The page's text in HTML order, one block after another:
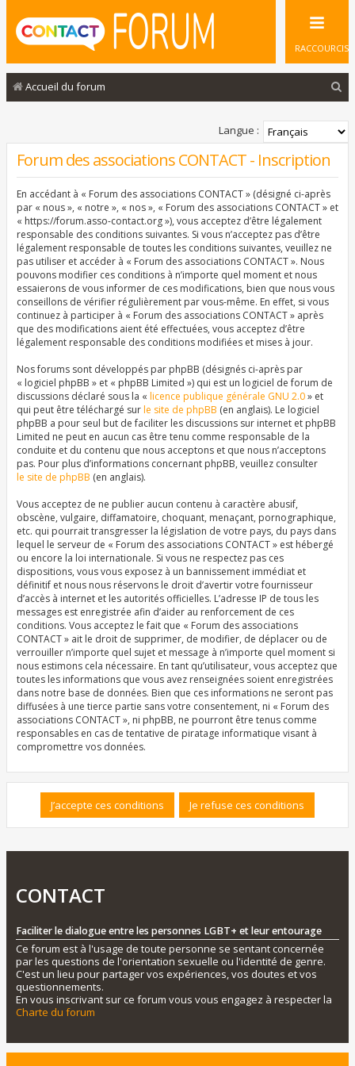
RACCOURCIS
Accueil du forum
c
Langue :
Forum des associations CONTACT - Inscription
En accédant à « Forum des associations CONTACT » (désigné ci-après
par « nous », « notre », « nos », « Forum des associations CONTACT » et
« https://forum.asso-contact.org »), vous acceptez d’être légalement
responsable des conditions suivantes. Si vous n’acceptez pas d’être
légalement responsable de toutes les conditions suivantes, veuillez ne
pas utiliser et accéder à « Forum des associations CONTACT ». Nous
pouvons modifier ces conditions à n’importe quel moment et nous
essaierons de vous informer de ces modifications, bien que nous vous
conseillons de vérifier régulièrement par vous-même. En effet, si vous
continuez à participer à « Forum des associations CONTACT » après
que des modifications aient été effectuées, vous acceptez d’être
légalement responsable des conditions modifiées et mises à jour.
Nos forums sont développés par phpBB (désignés ci-après par
« logiciel phpBB » et « phpBB Limited ») qui est un logiciel de forum de
discussions déclaré sous la « licence publique générale GNU 2.0» et
qui peut être téléchargé surle site de phpBB (en anglais). Le logiciel
phpBB a pour seul but de faciliter les discussions sur internet et phpBB
Limited ne peut en aucun cas être tenu comme responsable de la
conduite et du contenu que nous acceptons et que nous n’acceptons
pas. Pour plus d’informations concernant phpBB, veuillez consulter
le site de phpBB (en anglais).
Vous acceptez de ne publier aucun contenu à caractère abusif,
obscène, vulgaire, diffamatoire, choquant, menaçant, pornographique,
etc. qui pourrait transgresser la législation de votre pays, du pays dans
lequel le serveur de « Forum des associations CONTACT » est hébergé
ou encore la loi internationale. Si vous ne respectez pas ces
dispositions, vous vous exposez à un bannissement immédiat et
définitif et nous nous réservons le droit d’avertir votre fournisseur
d’accès à internet et les autorités officielles. L’adresse IP de tous les
messages est enregistrée afin d’aider au renforcement de ces
conditions. Vous acceptez le fait que « Forum des associations
CONTACT » ait le droit de supprimer, de modifier, de déplacer ou de
verrouiller n’importe quel sujet et message à n’importe quel moment si
nous estimons cela nécessaire. En tant qu’utilisateur, vous acceptez que
toutes les informations que vous avez renseignées soient enregistrées
dans notre base de données. Bien que ces informations ne seront pas
diffusées à une tierce partie sans votre consentement, ni « Forum des
associations CONTACT », ni phpBB, ne pourront être tenus comme
responsables en cas de tentative de piratage informatique visant à
compromettre vos données.
CONTACT
Faciliter le dialogue entre les personnes LGBT+ et leur entourage
Ce forum est à l'usage de toute personne se sentant concernée
par les questions de l'orientation sexuelle ou l'identité de genre.
C'est un lieu pour partager vos expériences, vos doutes et vos
questionnements.
En vous inscrivant sur ce forum vous vous engagez à respecter la
Charte du forum